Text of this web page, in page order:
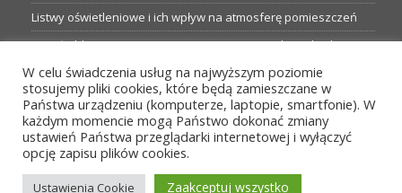
Listwy oświetleniowe i ich wpływ na atmosferę pomieszczeń
Garaże blaszane: Nieocenione magazyny podczas budowy
Profesjonalne hurtownie dla każdego budowlańca i instalatora
Proste metamorfozy aranżacji w łazience: 5 praktycznych
pomysłów
W celu świadczenia usług na najwyższym poziomie
stosujemy pliki cookies, które będą zamieszczane w
Państwa urządzeniu (komputerze, laptopie, smartfonie). W
każdym momencie mogą Państwo dokonać zmiany
ustawień Państwa przeglądarki internetowej i wyłączyć
opcję zapisu plików cookies.
Ustawienia Cookie Zaakceptuj wszystko